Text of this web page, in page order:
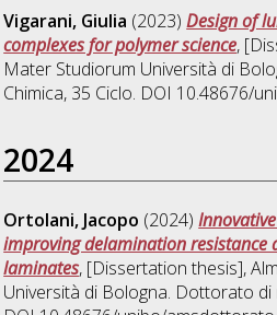
Vigarani, Giulia (2023)Design of
complexes for polymer science,
Mater Studiorum Università di
Chimica, 35 Ciclo. DOI 10.48676/
2024
Ortolani, Jacopo (2024)
improving delamination resistance
laminates, [Dissertation thesis],
Università di Bologna. Dottorato di